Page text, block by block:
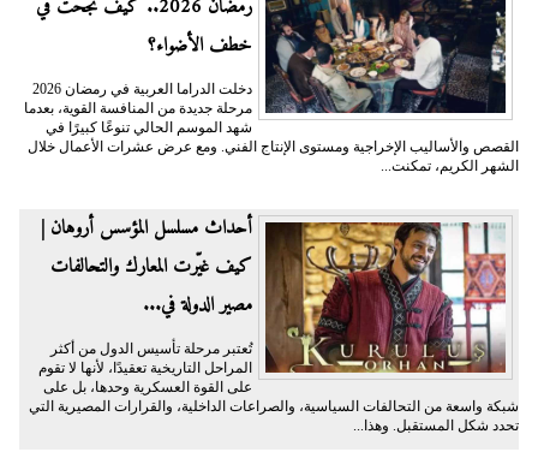
رمضان 2026.. كيف نجحت في
خطف الأضواء؟
دخلت الدراما العربية في رمضان 2026
مرحلة جديدة من المنافسة القوية، بعدما
شهد الموسم الحالي تنوعًا كبيرًا في
القصص والأساليب الإخراجية ومستوى الإنتاج الفني. ومع عرض عشرات الأعمال خلال
الشهر الكريم، تمكنت...
أحداث مسلسل المؤسس أروهان |
كيف غيّرت المعارك والتحالفات
مصير الدولة في...
تُعتبر مرحلة تأسيس الدول من أكثر
المراحل التاريخية تعقيدًا، لأنها لا تقوم
على القوة العسكرية وحدها، بل على
شبكة واسعة من التحالفات السياسية، والصراعات الداخلية، والقرارات المصيرية التي
تحدد شكل المستقبل. وهذا...